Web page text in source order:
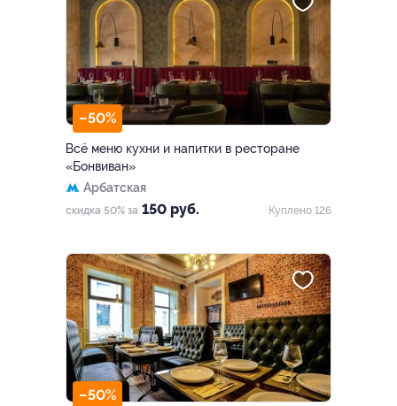
–50%
Всё меню кухни и напитки в ресторане
«Бонвиван»
Арбатская
скидка 50% за 150 руб. Куплено 126
–50%